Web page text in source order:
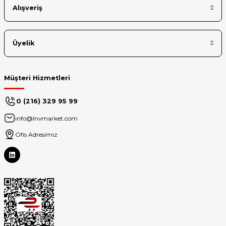
Garanti 3Yıl 9X5 NBD Müdahale
Alışveriş
Üyelik
Müşteri Hizmetleri
0 (216) 329 95 99
info@lnvmarket.com
Ofis Adresimiz